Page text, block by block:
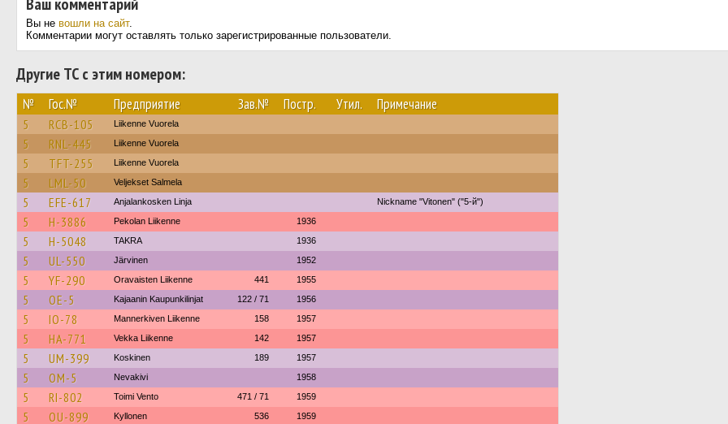
Вы не вошли на сайт.
Комментарии могут оставлять только зарегистрированные пользователи.
Другие ТС с этим номером:
№ Гос.№ Предприятие Зав.№ Постр. Утил. Примечание
5 RCB-105 Liikenne Vuorela
5 RNL-445 Liikenne Vuorela
5 TFT-255 Liikenne Vuorela
5 LML-50 Veljekset Salmela
5 EFE-617 Anjalankosken Linja Nickname "Vitonen" ("5-й")
5 H-3886 Pekolan Liikenne 1936
5 H-5048 TAKRA 1936
5 UL-550 Järvinen 1952
5 YF-290 Oravaisten Liikenne 441 1955
5 OE-5 Kajaanin Kaupunkilinjat 122 / 71 1956
5 IO-78 Mannerkiven Liikenne 158 1957
5 HA-771 Vekka Liikenne 142 1957
5 UM-399 Koskinen 189 1957
5 OM-5 Nevakivi 1958
5 RI-802 Toimi Vento 471 / 71 1959
5 OU-899 Kyllonen 536 1959